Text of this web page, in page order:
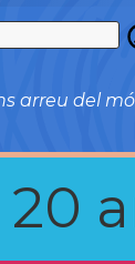
arreu del